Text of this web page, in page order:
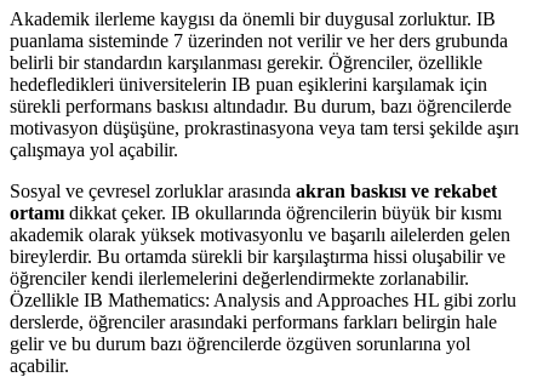
Akademik ilerleme kaygısı da önemli bir duygusal zorluktur. IB
puanlama sisteminde 7 üzerinden not verilir ve her ders grubunda
belirli bir standardın karşılanması gerekir. Öğrenciler, özellikle
hedefledikleri üniversitelerin IB puan eşiklerini karşılamak için
sürekli performans baskısı altındadır. Bu durum, bazı öğrencilerde
motivasyon düşüşüne, prokrastinasyona veya tam tersi şekilde aşırı
çalışmaya yol açabilir.
Sosyal ve çevresel zorluklar arasında akran baskısı ve rekabet
ortamı dikkat çeker. IB okullarında öğrencilerin büyük bir kısmı
akademik olarak yüksek motivasyonlu ve başarılı ailelerden gelen
bireylerdir. Bu ortamda sürekli bir karşılaştırma hissi oluşabilir ve
öğrenciler kendi ilerlemelerini değerlendirmekte zorlanabilir.
Özellikle IB Mathematics: Analysis and Approaches HL gibi zorlu
derslerde, öğrenciler arasındaki performans farkları belirgin hale
gelir ve bu durum bazı öğrencilerde özgüven sorunlarına yol
açabilir.